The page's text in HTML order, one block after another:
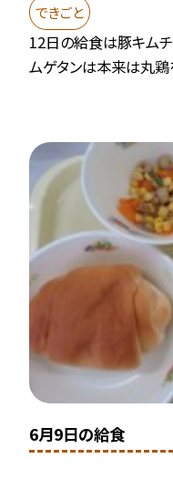
できごと
12日の給食は豚キム
ムゲタンは本来は丸鶏
6月9日の給食